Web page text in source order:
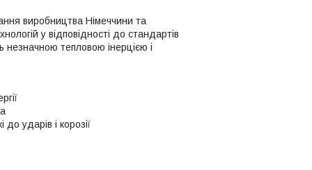
виробництва Німеччини та
у відповідності до стандартів
незначною тепловою інерцією і
ударів і корозії